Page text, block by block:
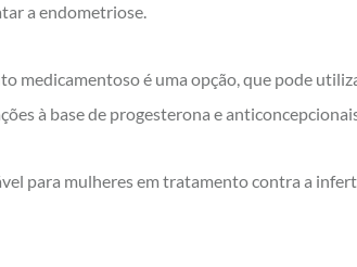
a endometriose.
medicamentoso é uma opção, que pode
à base de progesterona e
para mulheres em tratamento contra a